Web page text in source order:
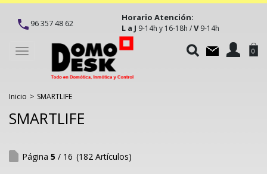
96 357 48 62
Horario Atención:
L a J 9-14h y 16-18h /V9-14h
Toggle
navigation
0
Inicio > SMARTLIFE
SMARTLIFE
Página 5 / 16 (182 Artículos)